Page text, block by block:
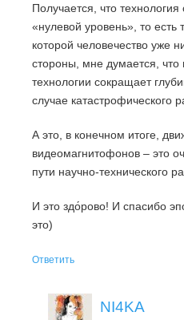
Получается, что
«нулевой уровень», то есть
которой человечество уже
стороны, мне думается, что
технологии сокращает
случае катастрофического
А это, в конечном итоге,
видеомагнитофонов – это
пути научно-технического
И это здо́рово! И спасибо
это)
Ответить
NI4KA